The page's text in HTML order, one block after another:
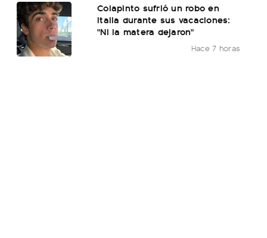
Colapinto sufrió un robo en
Italia durante sus vacaciones:
"Ni la matera dejaron"
Hace 7 horas